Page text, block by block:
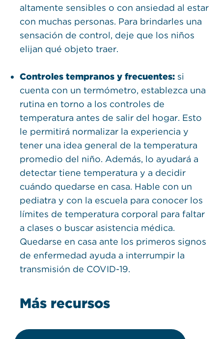
altamente sensibles o con ansiedad al estar
con muchas personas. Para brindarles una
sensación de control, deje que los niños
elijan qué objeto traer.
Controles tempranos y frecuentes: si
cuenta con un termómetro, establezca una
rutina en torno a los controles de
temperatura antes de salir del hogar. Esto
le permitirá normalizar la experiencia y
tener una idea general de la temperatura
promedio del niño. Además, lo ayudará a
detectar tiene temperatura y a decidir
cuándo quedarse en casa. Hable con un
pediatra y con la escuela para conocer los
límites de temperatura corporal para faltar
a clases o buscar asistencia médica.
Quedarse en casa ante los primeros signos
de enfermedad ayuda a interrumpir la
transmisión de COVID-19.
Más recursos